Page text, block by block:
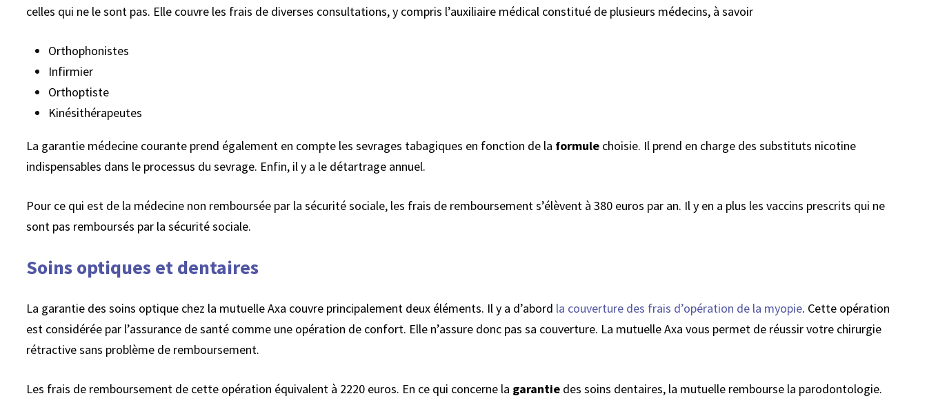
celles qui ne le sont pas. Elle couvre les frais de diverses consultations, y compris l’auxiliaire médical constitué de plusieurs médecins, à savoir
Orthophonistes
Infirmier
Orthoptiste
Kinésithérapeutes
La garantie médecine courante prend également en compte les sevrages tabagiques en fonction de la formule choisie. Il prend en charge des substituts nicotine
indispensables dans le processus du sevrage. Enfin, il y a le détartrage annuel.
Pour ce qui est de la médecine non remboursée par la sécurité sociale, les frais de remboursement s’élèvent à 380 euros par an. Il y en a plus les vaccins prescrits qui ne
sont pas remboursés par la sécurité sociale.
Soins optiques et dentaires
La garantie des soins optique chez la mutuelle Axa couvre principalement deux éléments. Il y a d’abord la couverture des frais d’opération de la myopie. Cette opération
est considérée par l’assurance de santé comme une opération de confort. Elle n’assure donc pas sa couverture. La mutuelle Axa vous permet de réussir votre chirurgie
rétractive sans problème de remboursement.
Les frais de remboursement de cette opération équivalent à 2220 euros. En ce qui concerne la garantie des soins dentaires, la mutuelle rembourse la parodontologie.